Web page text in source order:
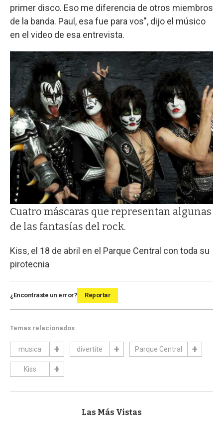
primer disco. Eso me diferencia de otros miembros
de la banda. Paul, esa fue para vos", dijo el músico
en el video de esa entrevista.
Cuatro máscaras que representan algunas
de las fantasías del rock.
Kiss, el 18 de abril en el Parque Central con toda su
pirotecnia
¿Encontraste un error? Reportar
Temas relacionados
musica divertite Parque Central
Kiss
Las Más Vistas